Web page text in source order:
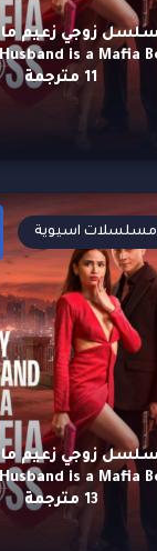
11 مترجمة
13 مترجمة
مسلسلات اسيوية